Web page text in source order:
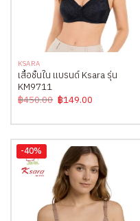
KSARA
เสื้อชั้นใน แบรนด์ Ksara รุ่น
KM9711
฿450.00 Original
price
฿450.00.
฿149.00
฿149.00.
-40%